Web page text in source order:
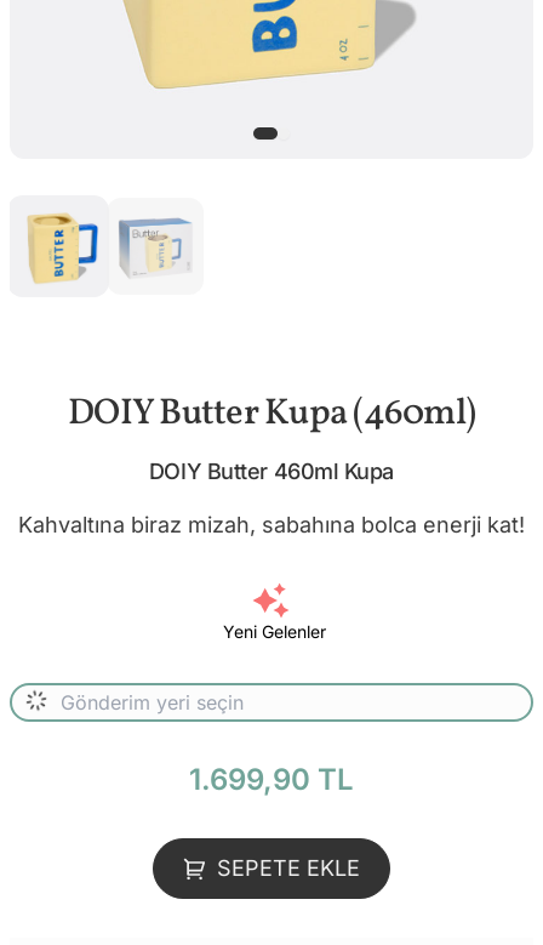
DOIY Butter Kupa (460ml)
DOIY Butter 460ml Kupa
Kahvaltına biraz mizah, sabahına bolca enerji kat!
Yeni Gelenler
1.699,90 TL
SEPETE EKLE